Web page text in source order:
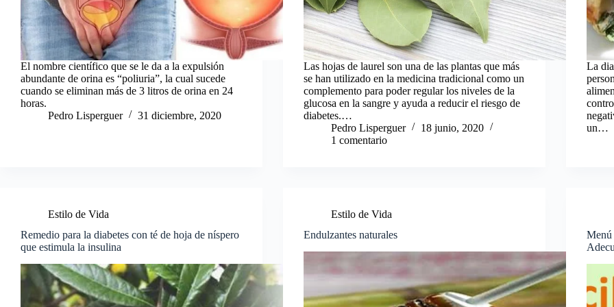
El nombre científico que se le da a la expulsión
abundante de orina es “poliuria”, la cual sucede
cuando se eliminan más de 3 litros de orina en 24
horas.
Pedro Lisperguer
31 diciembre, 2020
Las hojas de laurel son una de las plantas que más
se han utilizado en la medicina tradicional como un
complemento para poder regular los niveles de la
glucosa en la sangre y ayuda a reducir el riesgo de
diabetes.…
Pedro Lisperguer
18 junio, 2020
1 comentario
La
un…
Estilo de Vida
Remedio para la diabetes con té de hoja de níspero
que estimula la insulina
Estilo de Vida
Endulzantes naturales
Menú